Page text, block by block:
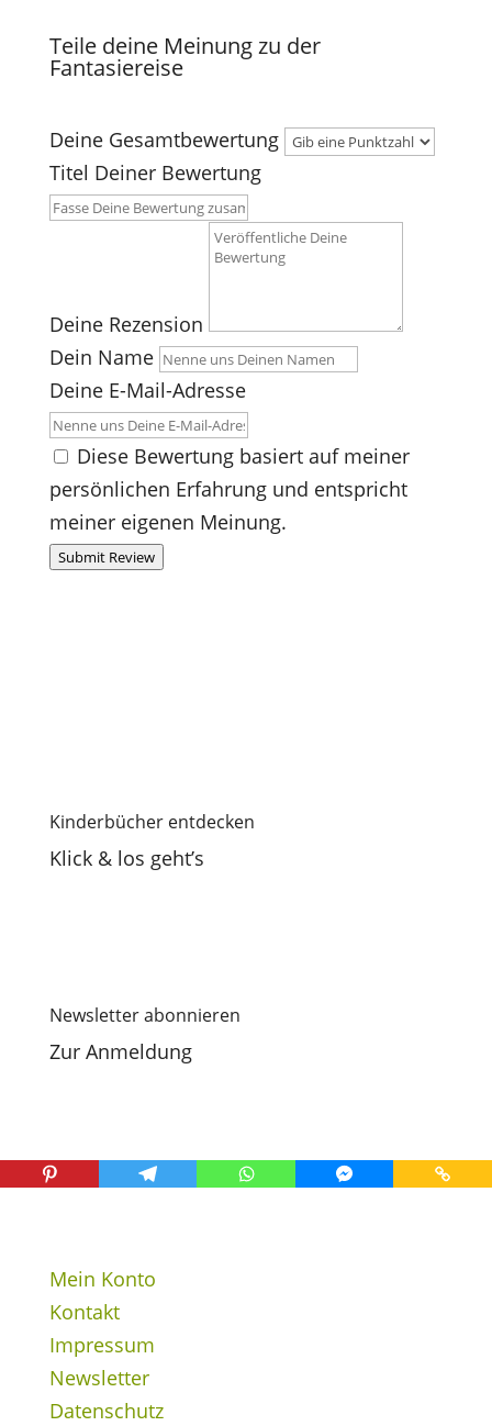
Teile deine Meinung zu der
Fantasiereise
Deine Gesamtbewertung
Titel Deiner Bewertung
Deine Rezension
Dein Name
Deine E-Mail-Adresse
Diese Bewertung basiert auf meiner
persönlichen Erfahrung und entspricht
meiner eigenen Meinung.
Submit Review
Kinderbücher entdecken
Klick & los geht’s
Newsletter abonnieren
Zur Anmeldung
Mein Konto
Kontakt
Impressum
Newsletter
Datenschutz